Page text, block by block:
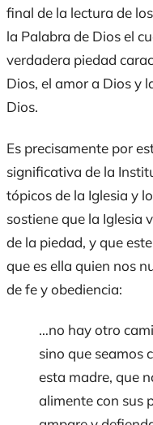
final de la lectura de
la Palabra de Dios el
verdadera piedad
Dios, el amor a Dios y
Dios.
Es precisamente por
significativa de la
tópicos de la Iglesia y
sostiene que la Iglesia
de la piedad, y que
que es ella quien nos
de fe y obediencia:
…no hay otro
sino que seamos
esta madre, que
alimente con sus